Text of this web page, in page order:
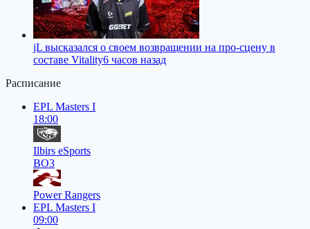
jL высказался о своем возвращении на про-сцену в
составе Vitality6 часов назад
Расписание
EPL Masters I
18:00
Ilbirs eSports
BO3
Power Rangers
EPL Masters I
09:00